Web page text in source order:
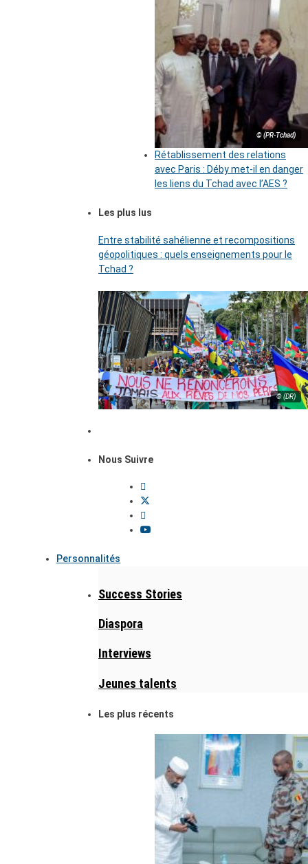
© (PR-Tchad)
Rétablissement des relations
avec Paris : Déby met-il en danger
les liens du Tchad avec l’AES ?
Les plus lus
Entre stabilité sahélienne et recompositions
géopolitiques : quels enseignements pour le
Tchad ?
© (DR)
Nous Suivre
Personnalités
Success Stories
Diaspora
Interviews
Jeunes talents
Les plus récents